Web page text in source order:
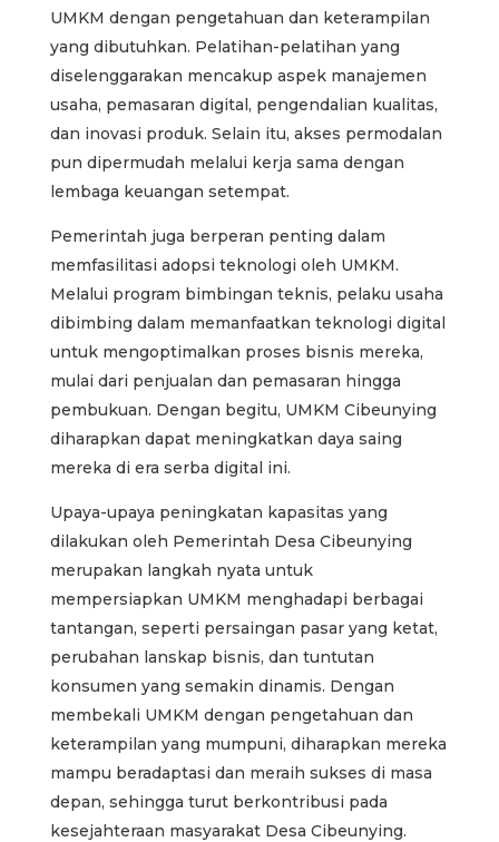
UMKM dengan pengetahuan dan keterampilan
yang dibutuhkan. Pelatihan-pelatihan yang
diselenggarakan mencakup aspek manajemen
usaha, pemasaran digital, pengendalian kualitas,
dan inovasi produk. Selain itu, akses permodalan
pun dipermudah melalui kerja sama dengan
lembaga keuangan setempat.
Pemerintah juga berperan penting dalam
memfasilitasi adopsi teknologi oleh UMKM.
Melalui program bimbingan teknis, pelaku usaha
dibimbing dalam memanfaatkan teknologi digital
untuk mengoptimalkan proses bisnis mereka,
mulai dari penjualan dan pemasaran hingga
pembukuan. Dengan begitu, UMKM Cibeunying
diharapkan dapat meningkatkan daya saing
mereka di era serba digital ini.
Upaya-upaya peningkatan kapasitas yang
dilakukan oleh Pemerintah Desa Cibeunying
merupakan langkah nyata untuk
mempersiapkan UMKM menghadapi berbagai
tantangan, seperti persaingan pasar yang ketat,
perubahan lanskap bisnis, dan tuntutan
konsumen yang semakin dinamis. Dengan
membekali UMKM dengan pengetahuan dan
keterampilan yang mumpuni, diharapkan mereka
mampu beradaptasi dan meraih sukses di masa
depan, sehingga turut berkontribusi pada
kesejahteraan masyarakat Desa Cibeunying.